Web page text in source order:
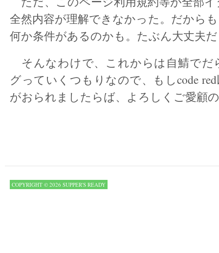
全然内容が理解できなかった。だから
何か条件があるのかも。たぶん大丈夫
そんなわけで、これからは自鯖でだ
グっていくつもりなので、もしcode
がおられましたらば、よろしくご愛顧
COPYRIGHT © 2026 SUPPER'S READY